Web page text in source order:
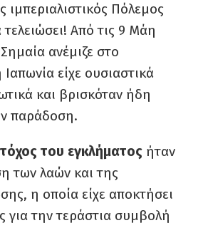
ιμπεριαλιστικός Πόλεμος
τελειώσει! Από τις 9 Μάη
ανέμιζε στο
είχε ουσιαστικά
και βρισκόταν ήδη
παράδοση.
του εγκλήματος ήταν
των λαών και της
η οποία είχε αποκτήσει
για την τεράστια συμβολή